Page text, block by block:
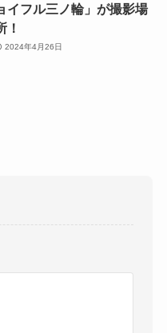
イフル三ノ輪」が撮影場
！
2024年4月26日